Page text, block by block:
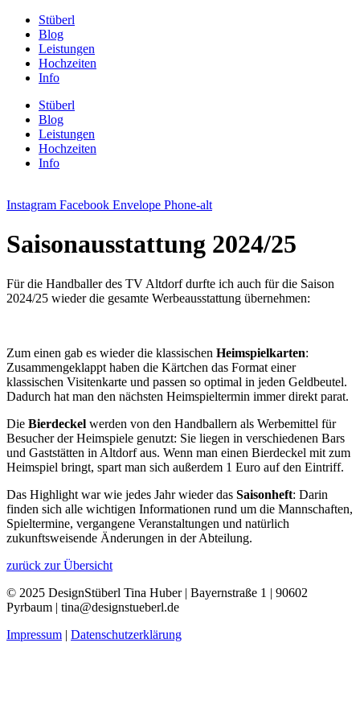
Zum
Inhalt
springen
Stüberl
Blog
Leistungen
Hochzeiten
Info
Stüberl
Blog
Leistungen
Hochzeiten
Info
Instagram Facebook Envelope Phone-alt
Saisonausstattung 2024/25
Für die Handballer des TV Altdorf durfte ich auch für die Saison
2024/25 wieder die gesamte Werbeausstattung übernehmen:
Zum einen gab es wieder die klassischen Heimspielkarten:
Zusammengeklappt haben die Kärtchen das Format einer
klassischen Visitenkarte und passen so optimal in jeden Geldbeutel.
Dadurch hat man den nächsten Heimspieltermin immer direkt parat.
Die Bierdeckel werden von den Handballern als Werbemittel für
Besucher der Heimspiele genutzt: Sie liegen in verschiedenen Bars
und Gaststätten in Altdorf aus. Wenn man einen Bierdeckel mit zum
Heimspiel bringt, spart man sich außerdem 1 Euro auf den Eintriff.
Das Highlight war wie jedes Jahr wieder das Saisonheft: Darin
finden sich alle wichtigen Informationen rund um die Mannschaften,
Spieltermine, vergangene Veranstaltungen und natürlich
zukunftsweisende Änderungen in der Abteilung.
zurück zur Übersicht
© 2025 DesignStüberl Tina Huber | Bayernstraße 1 | 90602
Pyrbaum | tina@designstueberl.de
Impressum | Datenschutzerklärung